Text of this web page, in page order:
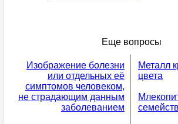
Еще вопросы
Изображение болезни
или отдельных её
симптомов человеком,
не страдающим данным
заболеванием
Металл
цвета